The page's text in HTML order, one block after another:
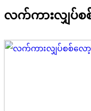
လက်ကားလျှပ်စ